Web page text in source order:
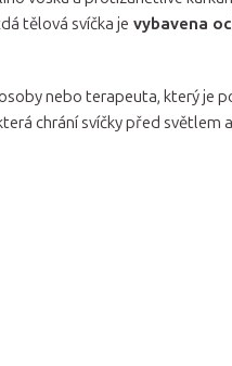
tělová svíčka je vybavena
nebo terapeuta, který je
chrání svíčky před světlem